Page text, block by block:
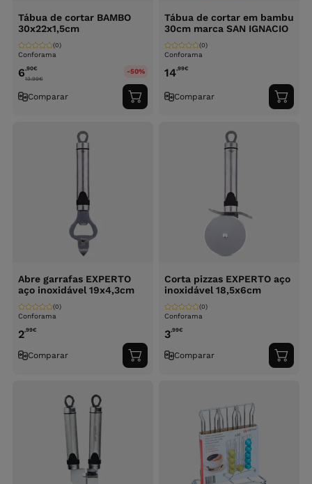
Tábua de cortar BAMBO
30x22x1,5cm
Conforama
(0)
6,90€
13.99€
-50%
Comparar
Adicionar
ao
Tábua de cortar em bambu
30cm marca SAN IGNACIO
Conforama
(0)
14,99€
Comparar
ao
Abre garrafas EXPERTO
aço inoxidável 19x4,3cm
Conforama
(0)
2,99€
Comparar
Adicionar
ao
Corta pizzas EXPERTO aço
inoxidável 18,5x6cm
Conforama
(0)
3,99€
Comparar
ao